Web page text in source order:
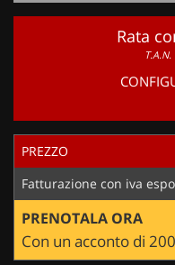
Rata
T.A.N.
PREZZO
Fatturazione con iva
PRENOTALA ORA
Con un acconto di